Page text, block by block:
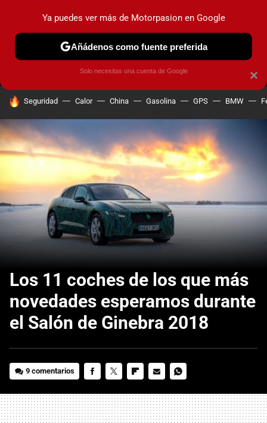
MENÚ NUEVO
COCHES ELÉCTRICOS OBSERVATORIO
HOY SE HABLA DE
Seguridad Calor China Gasolina GPS BMW
Los 11 coches de los que más
novedades esperamos durante
el Salón de Ginebra 2018
9 comentarios
MAIL
×
Ya puedes ver más de Motorpasion en Google
Añádenos como fuente preferida
Solo necesitas una cuenta de Google